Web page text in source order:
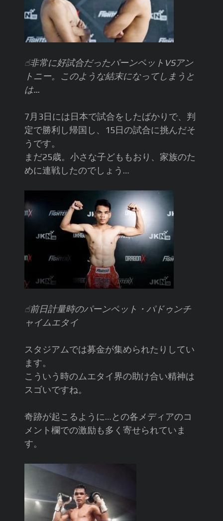
☝︎非常に好試合だったパーンペットVSアン
トニー。このような結末になってしまうと
は…
7月3日には日本で試合をしたばかりで、判
定で勝利し帰国し、15日の試合に挑んだそ
うです。
まだ25歳。小さな子どももおり、家族のた
めに連戦したのでしょう…
☝︎前日計量時のパーンペット・パドゥンチ
ャイムエタイ
スタジアムでは募金が集められたりしてい
ます。
こういう時のムエタイ界の助け合い精神は
スゴいですね。
奇跡が起こるように…との各メディアのコ
メント欄での激励も多く寄せられていま
す。